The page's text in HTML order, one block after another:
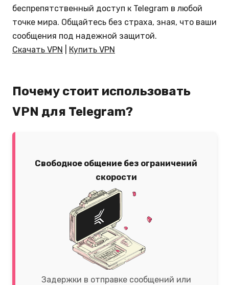
беспрепятственный доступ к Telegram в любой
точке мира. Общайтесь без страха, зная, что ваши
сообщения под надежной защитой.
Скачать VPN
Купить VPN
Почему стоит использовать
VPN для Telegram?
Свободное общение без ограничений
скорости
Задержки в отправке сообщений или